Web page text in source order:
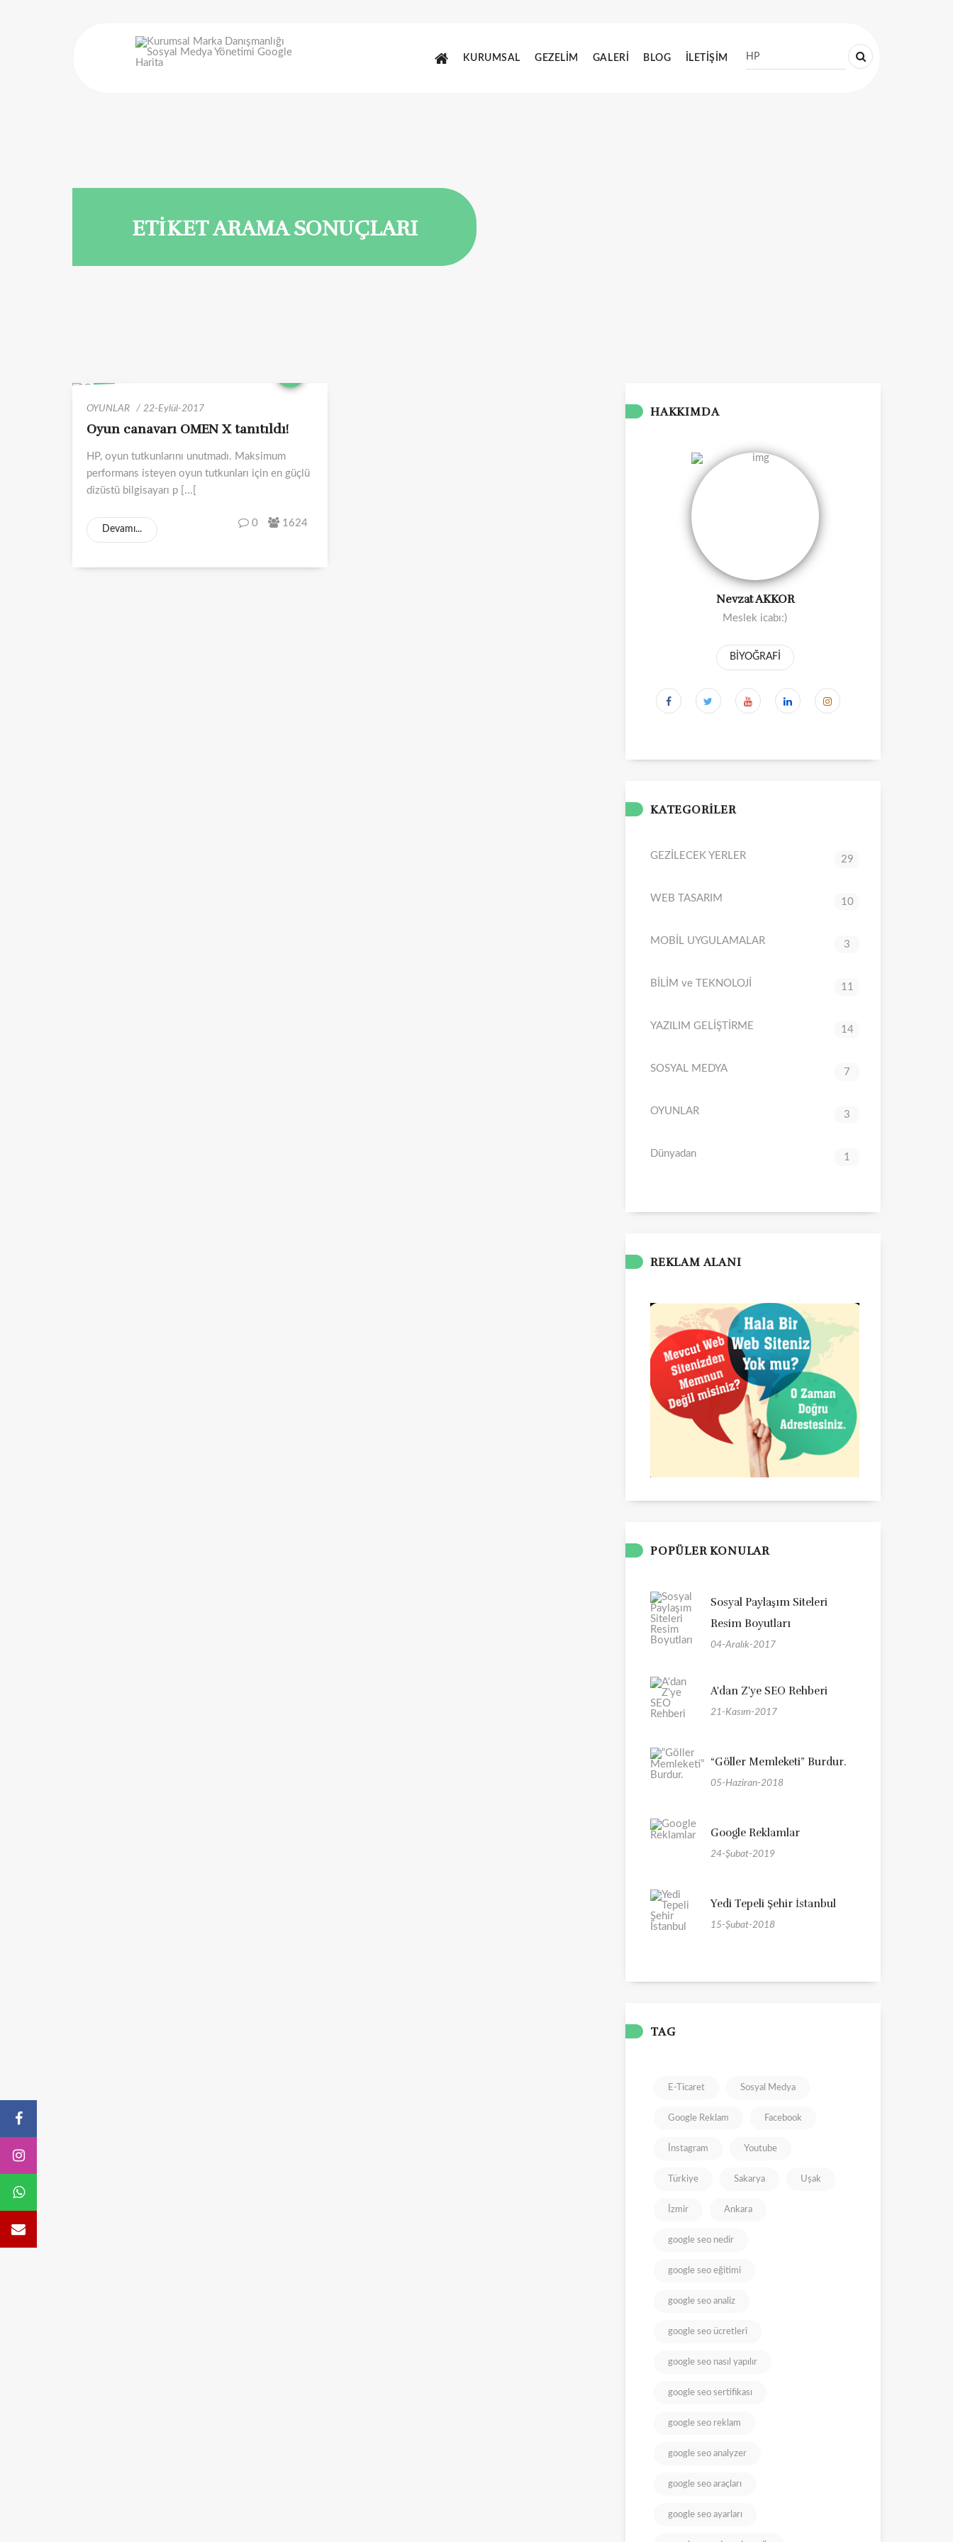
KURUMSAL GEZELİM GALERİ BLOG İLETİŞİM
ETİKET ARAMA SONUÇLARI
OYUNLAR 22-Eylül-2017
Oyun canavarı OMEN X tanıtıldı!
HP, oyun tutkunlarını unutmadı. Maksimum
performans isteyen oyun tutkunları için en güçlü
dizüstü bilgisayarı p [...[
Devamı...
0 1624
HAKKIMDA
Nevzat AKKOR
Meslek icabı:)
BİYOĞRAFİ
KATEGORİLER
GEZİLECEK YERLER 29
WEB TASARIM 10
MOBİL UYGULAMALAR 3
BİLİM ve TEKNOLOJİ 11
YAZILIM GELİŞTİRME 14
SOSYAL MEDYA 7
OYUNLAR 3
Dünyadan 1
REKLAM ALANI
POPÜLER KONULAR
Sosyal Paylaşım Siteleri
Resim Boyutları
04-Aralık-2017
A'dan Z'ye SEO Rehberi
21-Kasım-2017
“Göller Memleketi” Burdur.
05-Haziran-2018
Google Reklamlar
24-Şubat-2019
Yedi Tepeli Şehir İstanbul
15-Şubat-2018
TAG
E-Ticaret Sosyal Medya
Google Reklam Facebook
İnstagram Youtube
Türkiye Sakarya Uşak
İzmir Ankara
google seo nedir
google seo eğitimi
google seo analiz
google seo ücretleri
google seo nasıl yapılır
google seo sertifikası
google seo reklam
google seo analyzer
google seo araçları
google seo ayarları